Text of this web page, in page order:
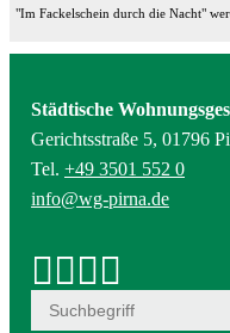
"Im Fackelschein durch die Nacht"
Städtische
Gerichtsstraße 5, 01796
Tel. +49 3501 552 0
info@wg-pirna.de